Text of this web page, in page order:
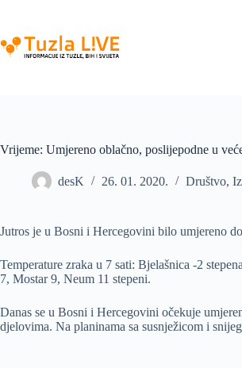
content
Vrijeme: Umjereno oblačno, poslijepodne u
desK 26. 01. 2020. Društvo,
Jutros je u Bosni i Hercegovini bilo umjereno
Temperature zraka u 7 sati: Bjelašnica -2
7, Mostar 9, Neum 11 stepeni.
Danas se u Bosni i Hercegovini očekuje
djelovima. Na planinama sa susnježicom i